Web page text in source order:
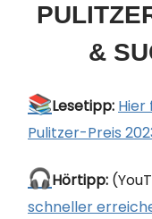
&
📚Lesetipp: Hier
Pulitzer-Preis
🎧Hörtipp:
schneller